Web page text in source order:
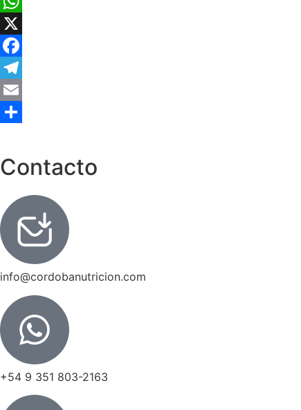
WhatsApp
X
Facebook
Telegram
Email
Contacto
info@cordobanutricion.com
+54 9 351 803-2163